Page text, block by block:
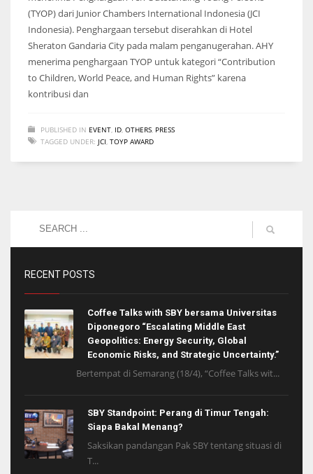
(TYOP) dari Junior Chambers International Indonesia (JCI
Indonesia). Penghargaan tersebut diserahkan di Hotel
Sheraton Gandaria City pada malam penganugerahan. AHY
menerima penghargaan TYOP untuk kategori “Contribution
to Children, World Peace, and Human Rights” karena
kontribusi dan
PUBLISHED IN EVENT ID OTHERS PRESS
TAGGED UNDER: JCI TOYP AWARD
RECENT POSTS
Coffee Talks with SBY bersama Universitas
Diponegoro “Escalating Middle East
Geopolitics: Energy Security, Global
Economic Risks, and Strategic Uncertainty.”
Bertempat di Semarang (18/4), “Coffee Talks wit...
SBY Standpoint: Perang di Timur Tengah:
Siapa Bakal Menang?
Saksikan pandangan Pak SBY tentang situasi di
T...